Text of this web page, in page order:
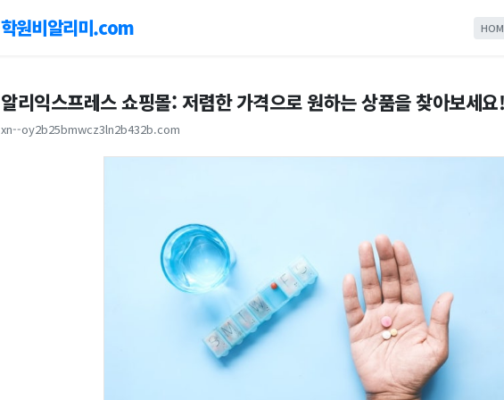
학원비알리미.com
알리익스프레스 쇼핑몰: 저렴한 가격으로 원하는 상품을 찾아보세요!
xn--oy2b25bmwcz3ln2b432b.com